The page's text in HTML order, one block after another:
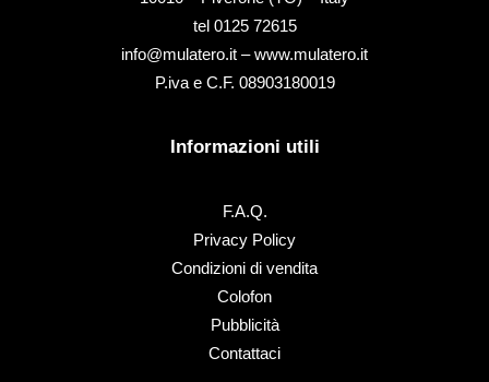
tel ‭0125 72615‬
info@mulatero.it –www.mulatero.it
P.iva e C.F. 08903180019
Informazioni utili
F.A.Q.
Privacy Policy
Condizioni di vendita
Colofon
Pubblicità
Contattaci